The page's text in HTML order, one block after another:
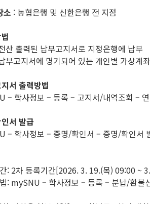
소 : 농협은행 및 신한은행 전 지점
산 출력된 납부고지서로 지정은행에 납부
부고지서에 명기되어 있는 개인별 가상계
서 출력방법
– 학사정보 – 등록 – 고지서/내역조회 –
서 발급
– 학사정보 – 증명/확인서 – 증명/확인서
: 2차 등록기간[2026. 3. 19.(목) 09:00 ~
: mySNU – 학사정보 – 등록 – 분납/환